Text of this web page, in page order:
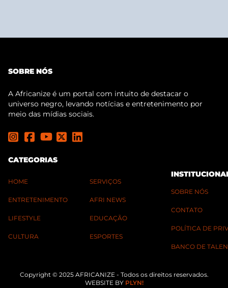
SOBRE NÓS
A Africanize é um portal com intuito de destacar o
universo negro, levando notícias e entretenimento por
meio das mídias sociais.
CATEGORIAS
HOME
ENTRETENIMENTO
LIFESTYLE
CULTURA
SERVIÇOS
AFRI NEWS
EDUCAÇÃO
ESPORTES
SOBRE NÓS
CONTATO
POLÍTICA DE
BANCO DE
Copyright © 2025 AFRICANIZE - Todos os direitos reservados.
WEBSITE BY PLYN!